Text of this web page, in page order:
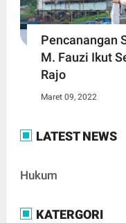
Pencanangan
M. Fauzi Ikut
Rajo
Maret 09, 2022
LATEST NEWS
Hukum
KATERGORI